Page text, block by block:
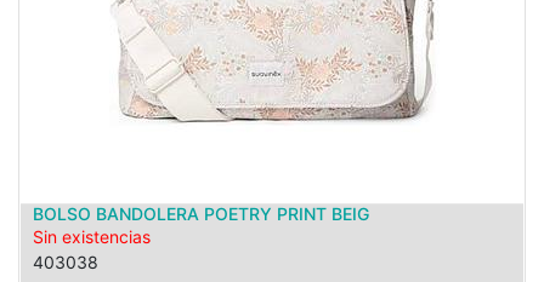
BOLSO BANDOLERA POETRY PRINT BEIG
Sin existencias
403038